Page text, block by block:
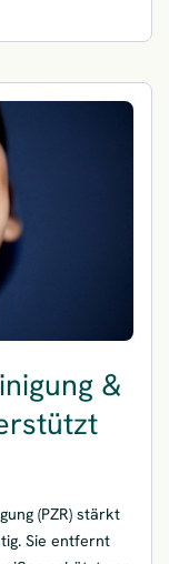
&
(PZR) stärkt
Sie entfernt